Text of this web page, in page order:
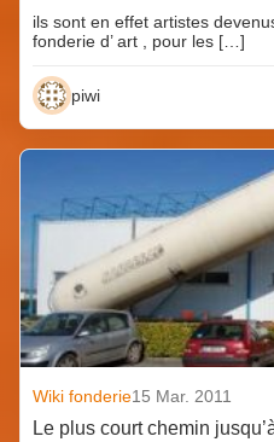
ils sont en effet artistes
fonderie d’ art , pour les […]
piwi
Wiki fonderie15 Mar. 2011
Le plus court chemin